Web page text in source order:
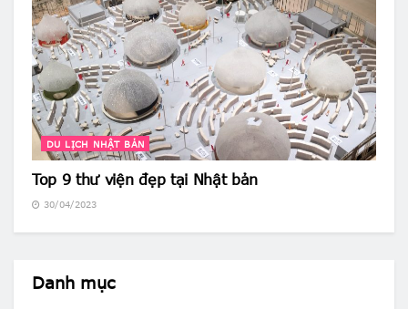
DU LỊCH NHẬT BẢN
Top 9 thư viện đẹp tại Nhật bản
30/04/2023
Danh mục